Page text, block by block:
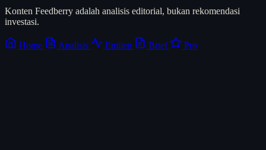
Konten Feedberry adalah analisis editorial, bukan rekomendasi
investasi.
Home Analisis Emiten Brief Pro